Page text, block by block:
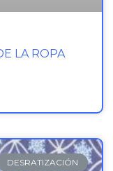
LA ROPA
DESRATIZACIÓN